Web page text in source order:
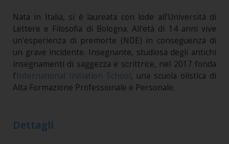
Nata in Italia, si è laureata con lode all’Università di
Lettere e Filosofia di Bologna. All'età di 14 anni vive
un'esperienza di premorte (NDE) in conseguenza di
un grave incidente. Insegnante, studiosa degli antichi
insegnamenti di saggezza e scrittrice, nel 2017 fonda
l’International Initiation School, una scuola olistica di
Alta Formazione Professionale e Personale.
Dettagli